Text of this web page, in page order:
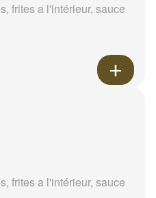
frites a l'intérieur, sauce
frites a l'intérieur, sauce